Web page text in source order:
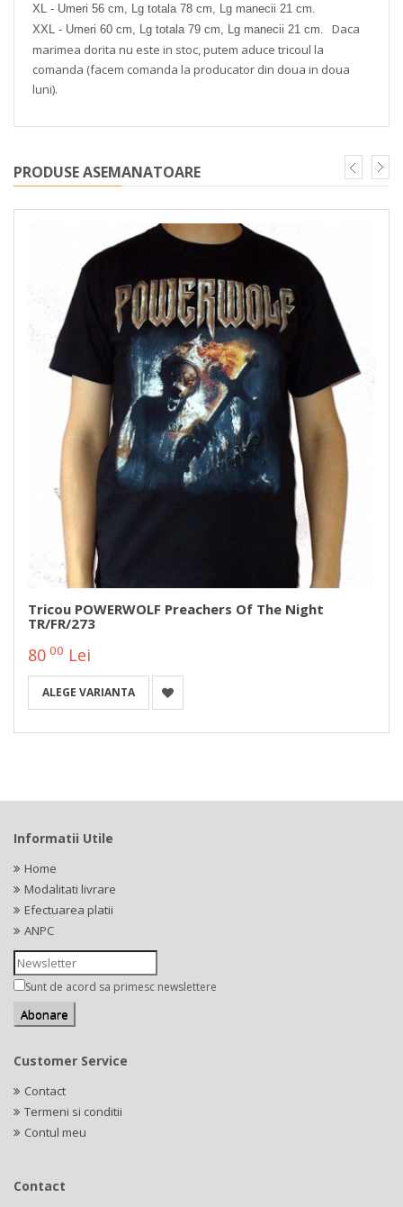
XL - Umeri 56 cm, Lg totala 78 cm, Lg manecii 21 cm.
XXL - Umeri 60 cm, Lg totala 79 cm, Lg manecii 21 cm.
Daca
marimea dorita nu este in stoc, putem aduce tricoul la
comanda (facem comanda la producator din doua in doua
luni).
PRODUSE ASEMANATOARE
Tricou POWERWOLF Preachers Of The Night
TR/FR/273
80 00 Lei
ALEGE VARIANTA
Informatii Utile
Home
Modalitati livrare
Efectuarea platii
ANPC
Sunt de acord sa primesc newslettere
Customer Service
Contact
Termeni si conditii
Contul meu
Contact